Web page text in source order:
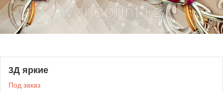
3Д яркие
Под заказ